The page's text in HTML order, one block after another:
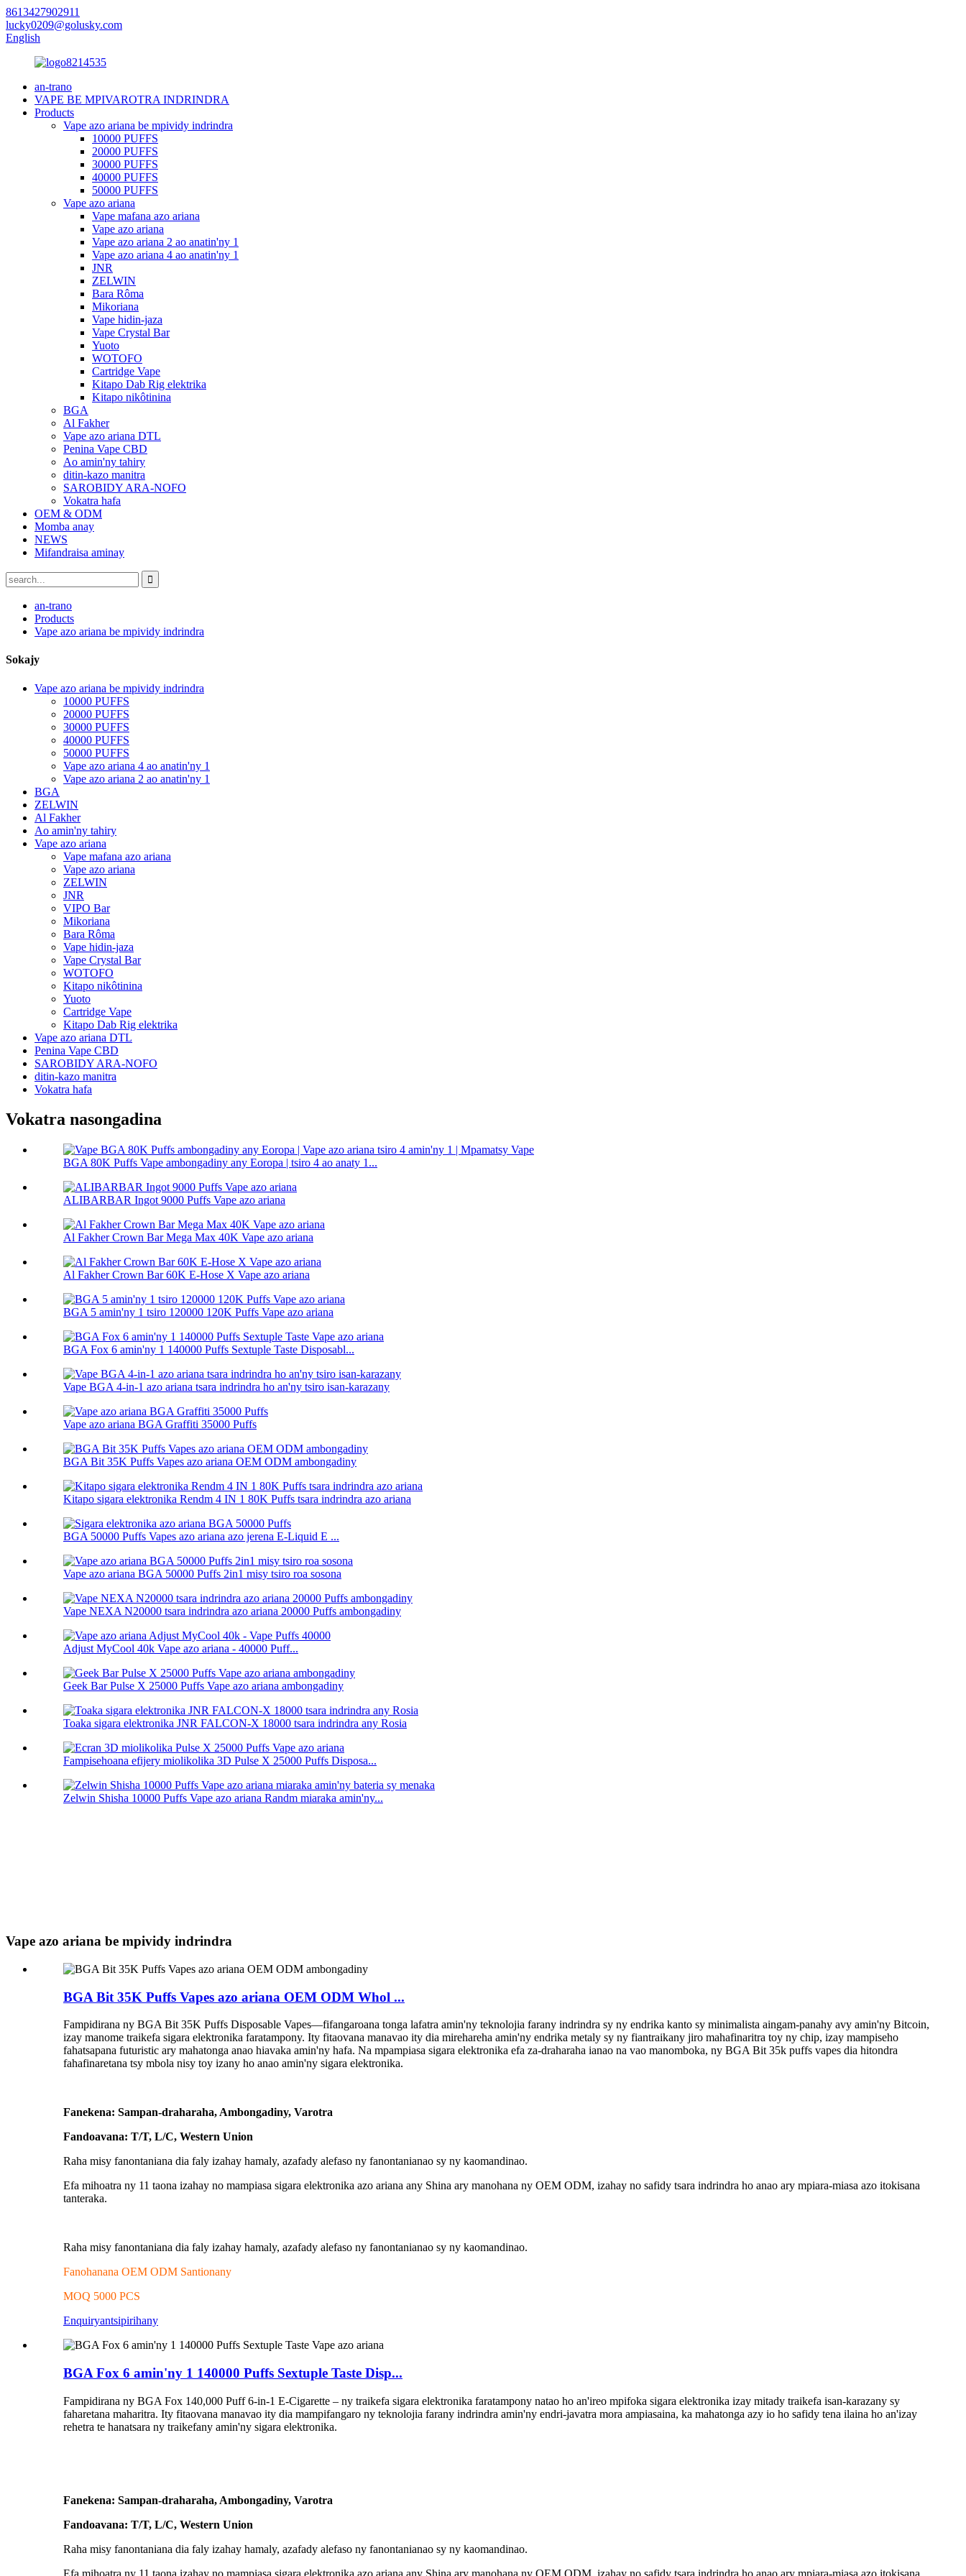
8613427902911
lucky0209@golusky.com
English
an-trano
VAPE BE MPIVAROTRA INDRINDRA
Products
Vape azo ariana be mpividy indrindra
10000 PUFFS
20000 PUFFS
30000 PUFFS
40000 PUFFS
50000 PUFFS
Vape azo ariana
Vape mafana azo ariana
Vape azo ariana
Vape azo ariana 2 ao anatin'ny 1
Vape azo ariana 4 ao anatin'ny 1
JNR
ZELWIN
Bara Rôma
Mikoriana
Vape hidin-jaza
Vape Crystal Bar
Yuoto
WOTOFO
Cartridge Vape
Kitapo Dab Rig elektrika
Kitapo nikôtinina
BGA
Al Fakher
Vape azo ariana DTL
Penina Vape CBD
Ao amin'ny tahiry
ditin-kazo manitra
SAROBIDY ARA-NOFO
Vokatra hafa
OEM & ODM
Momba anay
NEWS
Mifandraisa aminay
an-trano
Products
Vape azo ariana be mpividy indrindra
Sokajy
Vape azo ariana be mpividy indrindra
10000 PUFFS
20000 PUFFS
30000 PUFFS
40000 PUFFS
50000 PUFFS
Vape azo ariana 4 ao anatin'ny 1
Vape azo ariana 2 ao anatin'ny 1
BGA
ZELWIN
Al Fakher
Ao amin'ny tahiry
Vape azo ariana
Vape mafana azo ariana
Vape azo ariana
ZELWIN
JNR
VIPO Bar
Mikoriana
Bara Rôma
Vape hidin-jaza
Vape Crystal Bar
WOTOFO
Kitapo nikôtinina
Yuoto
Cartridge Vape
Kitapo Dab Rig elektrika
Vape azo ariana DTL
Penina Vape CBD
SAROBIDY ARA-NOFO
ditin-kazo manitra
Vokatra hafa
Vokatra nasongadina
BGA 80K Puffs Vape ambongadiny any Eoropa | tsiro 4 ao anaty 1...
ALIBARBAR Ingot 9000 Puffs Vape azo ariana
Al Fakher Crown Bar Mega Max 40K Vape azo ariana
Al Fakher Crown Bar 60K E-Hose X Vape azo ariana
BGA 5 amin'ny 1 tsiro 120000 120K Puffs Vape azo ariana
BGA Fox 6 amin'ny 1 140000 Puffs Sextuple Taste Disposabl...
Vape BGA 4-in-1 azo ariana tsara indrindra ho an'ny tsiro isan-karazany
Vape azo ariana BGA Graffiti 35000 Puffs
BGA Bit 35K Puffs Vapes azo ariana OEM ODM ambongadiny
Kitapo sigara elektronika Rendm 4 IN 1 80K Puffs tsara indrindra azo ariana
BGA 50000 Puffs Vapes azo ariana azo jerena E-Liquid E ...
Vape azo ariana BGA 50000 Puffs 2in1 misy tsiro roa sosona
Vape NEXA N20000 tsara indrindra azo ariana 20000 Puffs ambongadiny
Adjust MyCool 40k Vape azo ariana - 40000 Puff...
Geek Bar Pulse X 25000 Puffs Vape azo ariana ambongadiny
Toaka sigara elektronika JNR FALCON-X 18000 tsara indrindra any Rosia
Fampisehoana efijery miolikolika 3D Pulse X 25000 Puffs Disposa...
Zelwin Shisha 10000 Puffs Vape azo ariana Randm miaraka amin'ny...
Vape azo ariana be mpividy indrindra
BGA Bit 35K Puffs Vapes azo ariana OEM ODM Whol ...
Fampidirana ny BGA Bit 35K Puffs Disposable Vapes—fifangaroana tonga lafatra amin'ny teknolojia farany indrindra sy ny endrika kanto sy minimalista aingam-panahy avy amin'ny Bitcoin,
izay manome traikefa sigara elektronika faratampony. Ity fitaovana manavao ity dia mirehareha amin'ny endrika metaly sy ny fiantraikany jiro mahafinaritra toy ny chip, izay mampiseho
fahatsapana futuristic ary mahatonga anao hiavaka amin'ny hafa. Na mpampiasa sigara elektronika efa za-draharaha ianao na vao manomboka, ny BGA Bit 35k puffs vapes dia hitondra
fahafinaretana tsy mbola nisy toy izany ho anao amin'ny sigara elektronika.
Fanekena: Sampan-draharaha, Ambongadiny, Varotra
Fandoavana: T/T, L/C, Western Union
Raha misy fanontaniana dia faly izahay hamaly, azafady alefaso ny fanontanianao sy ny kaomandinao.
Efa mihoatra ny 11 taona izahay no mampiasa sigara elektronika azo ariana any Shina ary manohana ny OEM ODM, izahay no safidy tsara indrindra ho anao ary mpiara-miasa azo itokisana
tanteraka.
Raha misy fanontaniana dia faly izahay hamaly, azafady alefaso ny fanontanianao sy ny kaomandinao.
Fanohanana OEM ODM Santionany
MOQ 5000 PCS
Enquiryantsipirihany
BGA Fox 6 amin'ny 1 140000 Puffs Sextuple Taste Disp...
Fampidirana ny BGA Fox 140,000 Puff 6-in-1 E-Cigarette – ny traikefa sigara elektronika faratampony natao ho an'ireo mpifoka sigara elektronika izay mitady traikefa isan-karazany sy
faharetana maharitra. Ity fitaovana manavao ity dia mampifangaro ny teknolojia farany indrindra amin'ny endri-javatra mora ampiasaina, ka mahatonga azy io ho safidy tena ilaina ho an'izay
rehetra te hanatsara ny traikefany amin'ny sigara elektronika.
Fanekena: Sampan-draharaha, Ambongadiny, Varotra
Fandoavana: T/T, L/C, Western Union
Raha misy fanontaniana dia faly izahay hamaly, azafady alefaso ny fanontanianao sy ny kaomandinao.
Efa mihoatra ny 11 taona izahay no mampiasa sigara elektronika azo ariana any Shina ary manohana ny OEM ODM, izahay no safidy tsara indrindra ho anao ary mpiara-miasa azo itokisana